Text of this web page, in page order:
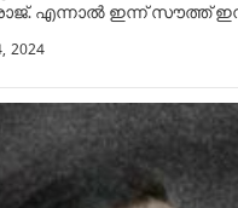
എന്നാൽ ഇന്ന് സൗത്ത്
2024